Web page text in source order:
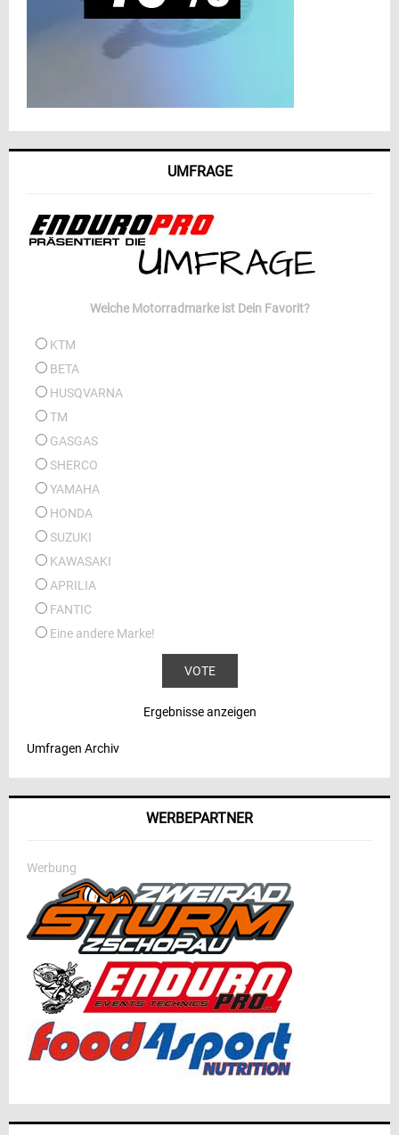
UMFRAGE
Welche Motorradmarke ist Dein Favorit?
KTM
BETA
HUSQVARNA
TM
GASGAS
SHERCO
YAMAHA
HONDA
SUZUKI
KAWASAKI
APRILIA
FANTIC
Eine andere Marke!
Ergebnisse anzeigen
Umfragen Archiv
WERBEPARTNER
Werbung